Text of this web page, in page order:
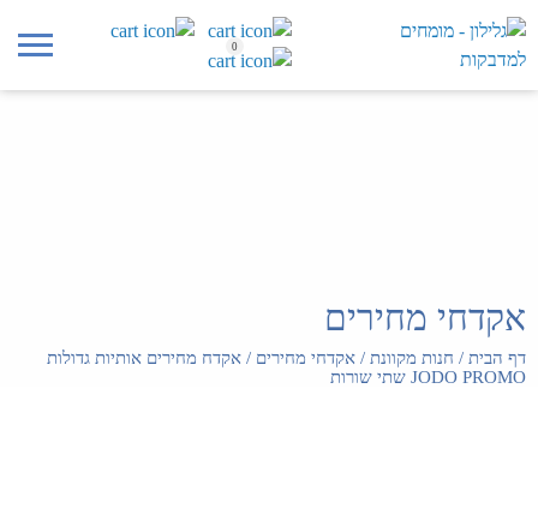
0
אקדחי מחירים
דף הבית / חנות מקוונת / אקדחי מחירים / אקדח מחירים אותיות גדולות
JODO PROMO שתי שורות